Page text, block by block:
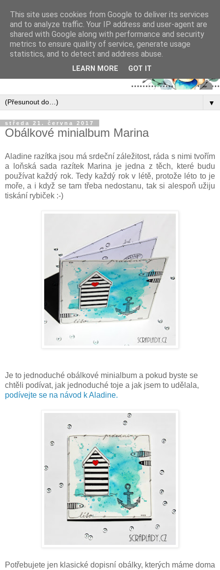
▼
středa 21. června 2017
Obálkové minialbum Marina
Aladine razítka jsou má srdeční záležitost, ráda s nimi tvořím
a loňská sada razítek Marina je jedna z těch, které budu
používat každý rok. Tedy každý rok v létě, protože léto to je
moře, a i když se tam třeba nedostanu, tak si alespoň užiju
tiskání rybiček :-)
Je to jednoduché obálkové minialbum a pokud byste se
chtěli podívat, jak jednoduché toje a jak jsem to udělala,
podívejte se na návod k Aladine.
Potřebujete jen klasické dopisní obálky, kterých máme doma
This site uses cookies from Google to deliver its services
and to analyze traffic. Your IP address and user-agent are
shared with Google along with performance and security
metrics to ensure quality of service, generate usage
statistics, and to detect and address abuse.
LEARN MORE GOT IT